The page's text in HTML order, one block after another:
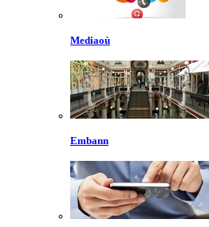
Mediaoù
Embann